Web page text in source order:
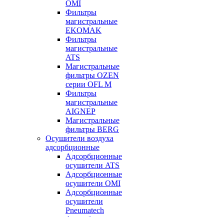
OMI
Фильтры
магистральные
EKOMAK
Фильтры
магистральные
ATS
Магистральные
фильтры OZEN
серии OFL M
Фильтры
магистральные
AIGNEP
Магистральные
фильтры BERG
Осушители воздуха
адсорбционные
Адсорбционные
осушители ATS
Адсорбционные
осушители OMI
Адсорбционные
осушители
Pneumatech